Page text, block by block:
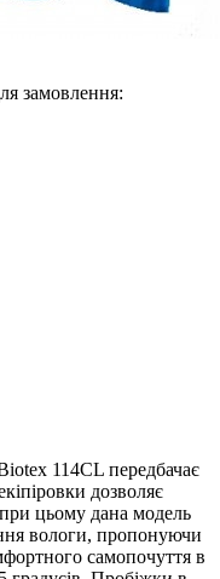
замовлення:
114CL передбачає
дозволяє
при цьому дана модель
вологи, пропонуючи
самопочуття в